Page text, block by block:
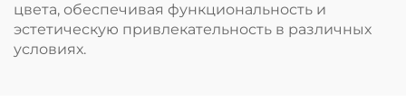
цвета, обеспечивая функциональность и
эстетическую привлекательность в различных
условиях.